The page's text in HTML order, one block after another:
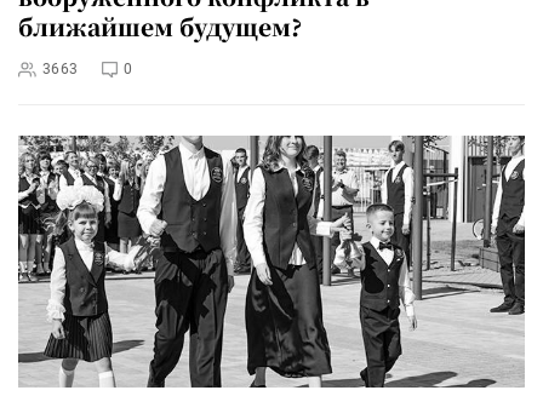
ближайшем будущем?
3663 0